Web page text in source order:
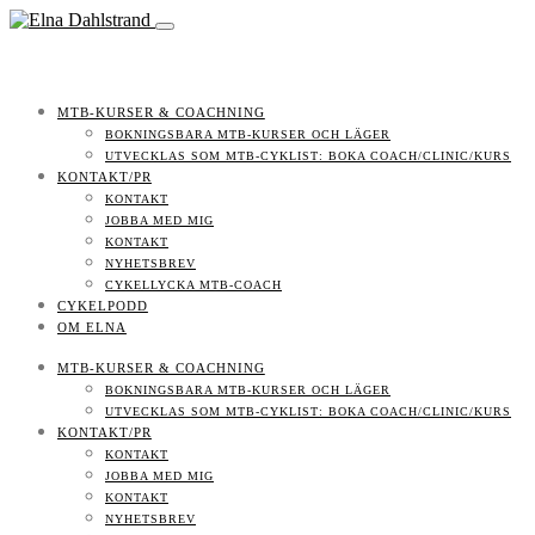
MTB-KURSER & COACHNING
BOKNINGSBARA MTB-KURSER OCH LÄGER
UTVECKLAS SOM MTB-CYKLIST: BOKA COACH/CLINIC/KURS
KONTAKT/PR
KONTAKT
JOBBA MED MIG
KONTAKT
NYHETSBREV
CYKELLYCKA MTB-COACH
CYKELPODD
OM ELNA
MTB-KURSER & COACHNING
BOKNINGSBARA MTB-KURSER OCH LÄGER
UTVECKLAS SOM MTB-CYKLIST: BOKA COACH/CLINIC/KURS
KONTAKT/PR
KONTAKT
JOBBA MED MIG
KONTAKT
NYHETSBREV